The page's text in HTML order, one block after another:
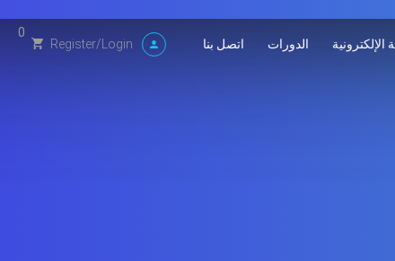
الإلكترونية الدورات اتصل بنا Register/Login
0